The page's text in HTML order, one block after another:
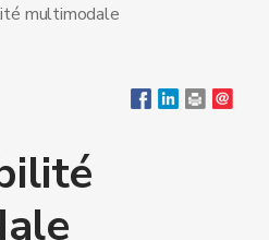
multimodale